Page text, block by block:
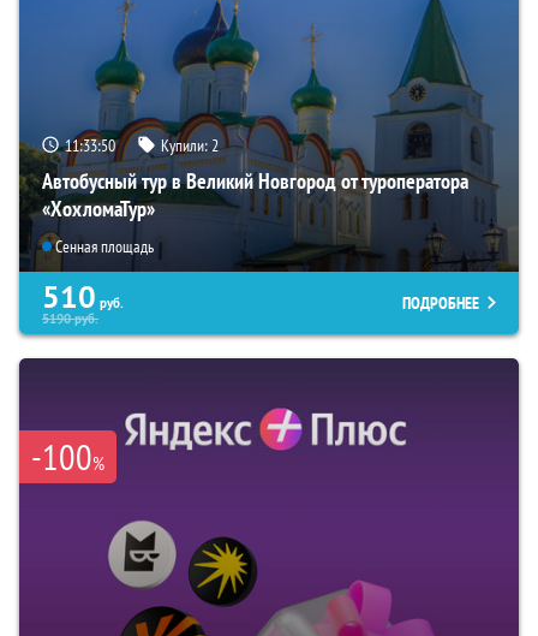
11:33:49 Купили:2
Автобусный тур в Великий Новгород от туроператора
«ХохломаТур»
Сенная площадь
510 руб.
5190руб.
ПОДРОБНЕЕ
-100%